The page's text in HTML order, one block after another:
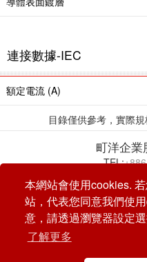
本網站會使用cookies.
站，代表您同意我們使
意，請透過瀏覽器設定選
了解更多
連接數據-IEC
額定電流 (A)
目錄僅供參考，實際
町洋企業
TEL:
© DINKLE